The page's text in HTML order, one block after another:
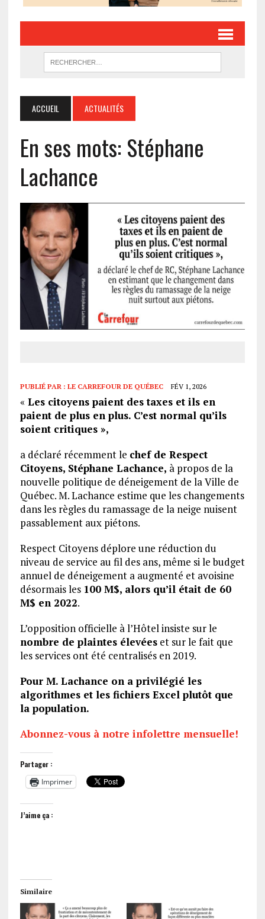
ACCUEIL ACTUALITÉS
En ses mots: Stéphane
Lachance
PUBLIÉ PAR : LE CARREFOUR DE QUÉBEC FÉV 1, 2026
« Les citoyens paient des taxes et ils en
paient de plus en plus. C’est normal qu’ils
soient critiques »,
a déclaré récemment le chef de Respect
Citoyens, Stéphane Lachance, à propos de la
nouvelle politique de déneigement de la Ville de
Québec. M. Lachance estime que les changements
dans les règles du ramassage de la neige nuisent
passablement aux piétons.
Respect Citoyens déplore une réduction du
niveau de service au fil des ans, même si le budget
annuel de déneigement a augmenté et avoisine
désormais les 100 M$, alors qu’il était de 60
M$ en 2022.
L’opposition officielle à l’Hôtel insiste sur le
nombre de plaintes élevéeset sur le fait que
les services ont été centralisés en 2019.
Pour M. Lachance on a privilégié les
algorithmes et les fichiers Excel plutôt que
la population.
Abonnez-vous à notre infolettre mensuelle!
Partager :
Imprimer
J’aime ça :
Similaire